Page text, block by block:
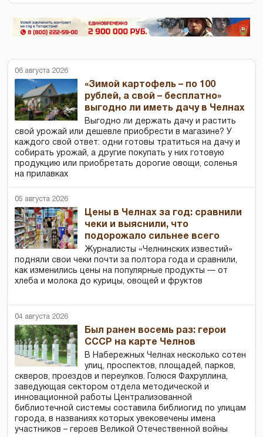
06 августа 2026
«Зимой картофель – по 100
рублей, а свой – бесплатно»
выгодно ли иметь дачу в Челнах
Выгодно ли держать дачу и растить
свой урожай или дешевле приобрести в магазине? У
каждого свой ответ: одни готовы тратиться на дачу и
собирать урожай, а другие покупать у них готовую
продукцию или приобретать дорогие овощи, соленья
на прилавках
05 августа 2026
Цены в Челнах за год: сравнили
чеки и выяснили, что
подорожало сильнее всего
Журналисты «Челнинских известий»
подняли свои чеки почти за полтора года и сравнили,
как изменились цены на популярные продукты — от
хлеба и молока до курицы, овощей и фруктов
04 августа 2026
Был ранен восемь раз: герои
СССР на карте Челнов
В Набережных Челнах несколько сотен
улиц, проспектов, площадей, парков,
скверов, проездов и переулков. Голюся Фахруллина,
заведующая сектором отдела методической и
инновационной работы Централизованной
библиотечной системы составила библиогид по улицам
города, в названиях которых увековечены имена
участников – героев Великой Отечественной войны